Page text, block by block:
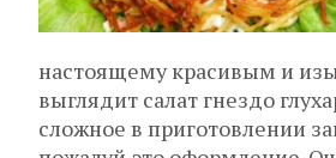
настоящему красивым и
выглядит салат гнездо
сложное в приготовлении